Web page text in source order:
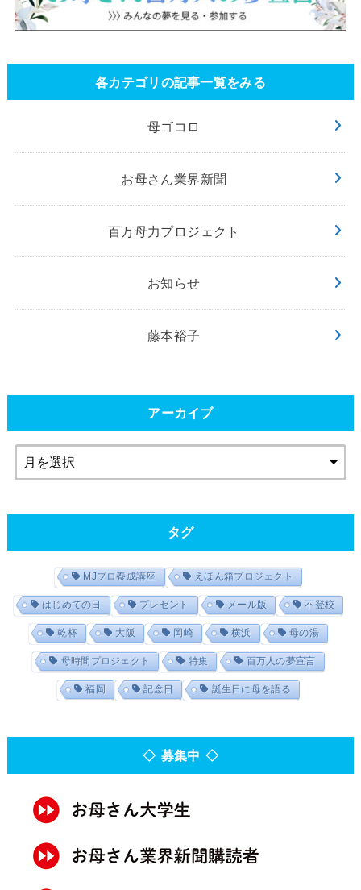
各カテゴリの記事一覧をみる
母ゴコロ
お母さん業界新聞
百万母力プロジェクト
お知らせ
藤本裕子
アーカイブ
タグ
MJプロ養成講座 えほん箱プロジェクト
はじめての日 プレゼント メール版 不登校
乾杯 大阪 岡崎 横浜 母の湯
母時間プロジェクト 特集 百万人の夢宣言
福岡 記念日 誕生日に母を語る
◇ 募集中 ◇